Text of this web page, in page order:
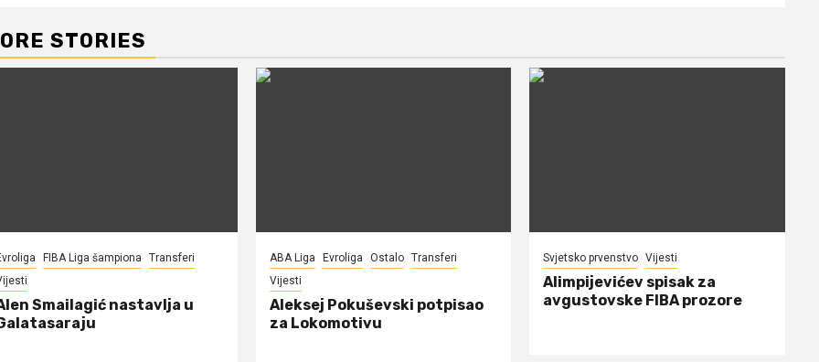
STORIES
FIBA Liga šampiona
Transferi
Smailagić nastavlja u
ABA Liga Evroliga Ostalo Transferi
Vijesti
Aleksej Pokuševski potpisao
za Lokomotivu
Svjetsko prvenstvo Vijesti
Alimpijevićev spisak za
avgustovske FIBA prozore